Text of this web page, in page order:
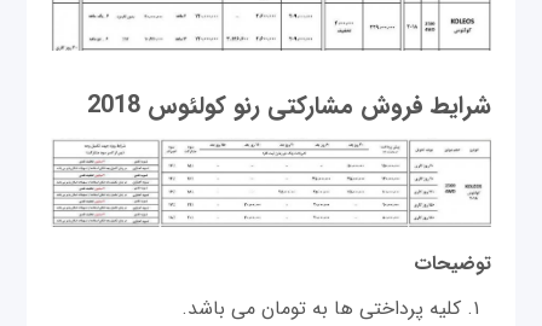
شرایط فروش مشارکتی رنو کولئوس 2018
توضیحات
کلیه پرداختی ها به تومان می باشد.